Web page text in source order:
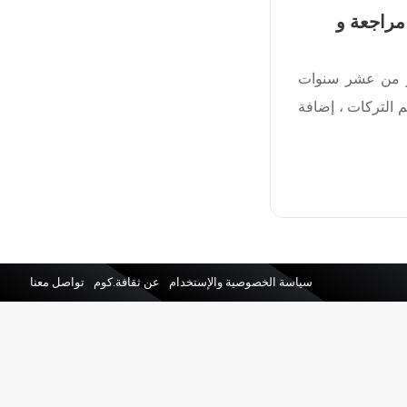
و
من عشر سنوات
التركات ، إضافة
سياسة الخصوصية والإستخدام عن ثقافة.كوم تواصل معنا